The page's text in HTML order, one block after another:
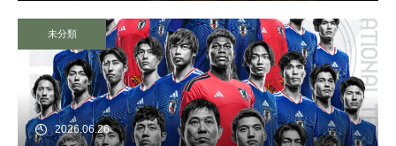
未分類
2026.06.26